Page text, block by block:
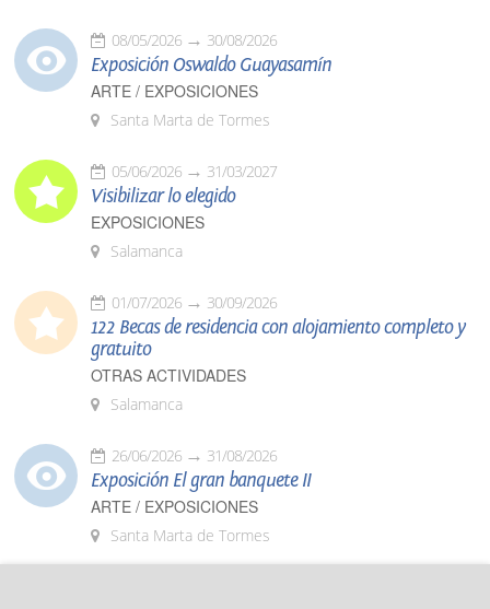
08/05/2026 30/08/2026
Exposición Oswaldo Guayasamín
ARTE / EXPOSICIONES
Santa Marta de Tormes
05/06/2026 31/03/2027
Visibilizar lo elegido
EXPOSICIONES
Salamanca
01/07/2026 30/09/2026
122 Becas de residencia con alojamiento completo y
gratuito
OTRAS ACTIVIDADES
Salamanca
26/06/2026 31/08/2026
Exposición El gran banquete II
ARTE / EXPOSICIONES
Santa Marta de Tormes